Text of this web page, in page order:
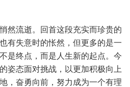
然流逝。回首这段充实而珍贵的
有失意时的怅然，但更多的是一
是终点，而是人生新的起点。今
姿态面对挑战，以更加积极向上
，奋勇向前，努力成为一个有理